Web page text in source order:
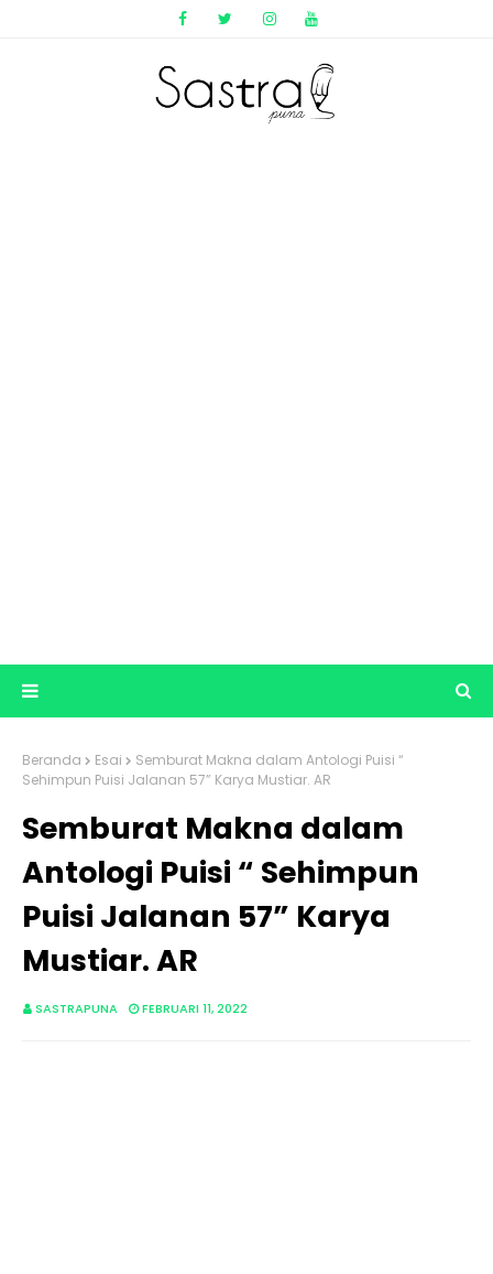
Beranda Esai
Semburat Makna dalam Antologi Puisi “
Sehimpun Puisi Jalanan 57” Karya Mustiar. AR
Semburat Makna dalam
Antologi Puisi “ Sehimpun
Puisi Jalanan 57” Karya
Mustiar. AR
SASTRAPUNA FEBRUARI 11, 2022